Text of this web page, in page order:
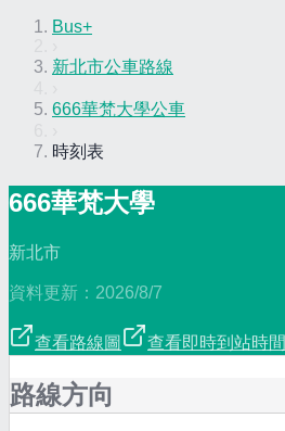
Bus+
新北市公車路線
666華梵大學公車
時刻表
666華梵大學
新北市
資料更新： 2026/8/7
查看路線圖 查看即時到站時間
路線方向